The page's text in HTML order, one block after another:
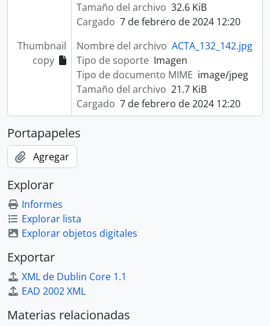
Tamaño del archivo 32.6 KiB
Cargado 7 de febrero de 2024 12:20
Thumbnail
copy
Nombre del archivo ACTA_132_142.jpg
Tipo de soporte Imagen
Tipo de documento MIME image/jpeg
Tamaño del archivo 21.7 KiB
Cargado 7 de febrero de 2024 12:20
Portapapeles
Agregar
Explorar
Informes
Explorar lista
Explorar objetos digitales
Exportar
XML de Dublin Core 1.1
EAD 2002 XML
Materias relacionadas